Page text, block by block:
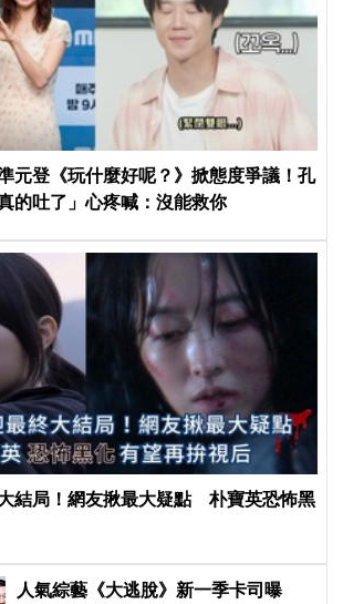
元登《玩什麼好呢？》掀態度爭議！孔
的吐了」心疼喊：沒能救你
大結局！網友揪最大疑點 朴寶英恐怖黑
人氣綜藝《大逃脫》新一季卡司曝